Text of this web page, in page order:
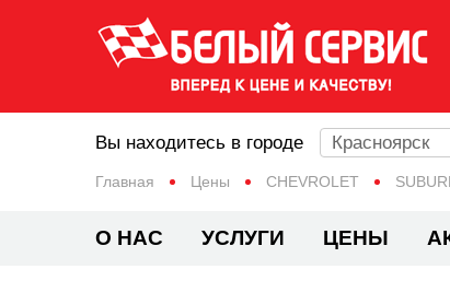
Главная Цены CHEVROLET
Вы находитесь в городе Красноярск
О НАС УСЛУГИ ЦЕНЫ